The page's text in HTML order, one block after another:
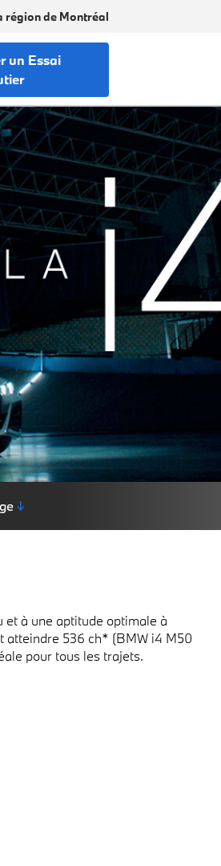
région de Montréal
un Essai
↓
et à une aptitude optimale à
atteindre 536 ch* (BMW i4 M50
pour tous les trajets.